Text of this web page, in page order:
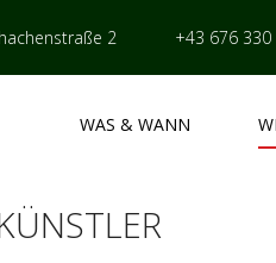
2 +43 676 330
WAS & WANN